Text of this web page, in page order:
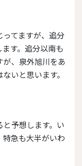
す。追分以南も
が、泉外旭川をあ
いと思います。
特急も大半がいわ